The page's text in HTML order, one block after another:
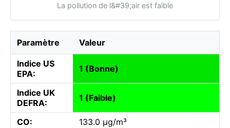
La pollution de l&#39;air est faible
Paramètre Valeur
Indice US
EPA:
1 (Bonne)
Indice UK
DEFRA:
1 (Faible)
CO:
133.0 µg/m³